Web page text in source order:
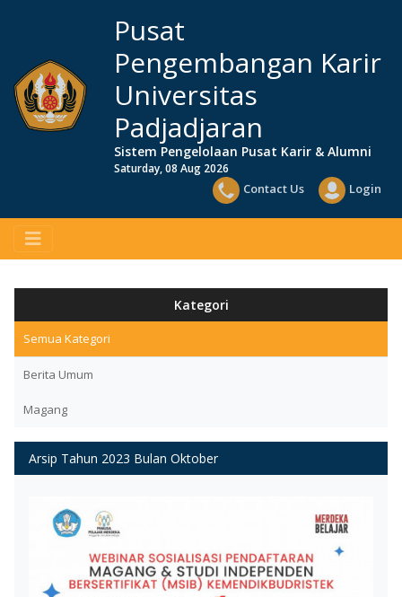
Pusat
Pengembangan Karir
Universitas
Padjadjaran
Sistem Pengelolaan Pusat Karir & Alumni
Saturday, 08 Aug 2026
Contact Us Login
Kategori
Semua Kategori
Berita Umum
Magang
Arsip Tahun 2023 Bulan Oktober